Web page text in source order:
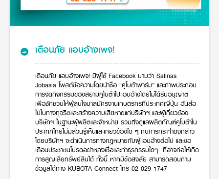
Education and Youth
Environment, Safety and Occupational Health
KUBOTA and Farmer
co-operation
Large Scale Farm
Learning Centre
Online Journal
KUBOTA FARM
KUBOTA FAMILY
language
ไทย English
เตือนภัย แอบอ้างเพจ!
เตือนภัย แอบอ้างเพจ! มีผู้ใช้ Facebook นามว่า Salinas
Jobasia โพสต์ข้อความโดยนำชื่อ “คูโบต้าฟาร์ม” และภาพประกอบ
การจัดกิจกรรมของสยามคูโบต้าไปแอบอ้างโดยไม่ได้รับอนุญาต
เพื่อชักชวนให้ผู้สนใจมาสมัครงานเกษตรกรที่ประเทศญี่ปุ่น อันส่อ
ไปในทางทุจริตและสร้างความเสียหายแก่บริษัทฯ และผู้เกี่ยวข้อง
บริษัทฯ ในฐานะผู้ผลิตและจำหน่าย รวมถึงดูแลผลิตภัณฑ์คูโบต้าใน
ประเทศไทยไม่มีส่วนรู้เห็นและเกี่ยวข้องใด ๆ กับการกระทำดังกล่าว
โดยบริษัทฯ จะดำเนินการทางกฎหมายกับผู้แอบอ้างต่อไป และขอ
เตือนประชาชนโปรดอย่าหลงเชื่อและทำธุรกรรมใดๆ ที่อาจก่อให้เกิด
การสูญเสียทรัพย์สินได้ ทั้งนี้ หากมีข้อสงสัย สามารถสอบถาม
ข้อมูลได้ทาง KUBOTA Connect โทร 02-029-1747